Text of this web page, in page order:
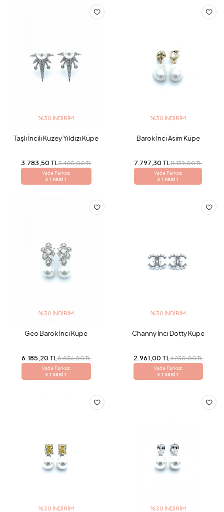
%30 İNDIRIM
Taşlı İncili Kuzey Yıldızı Küpe
3.783,50 TL5.405,00 TL
Vade Farksız
3 TAKSİT
%30 İNDIRIM
Barok İnci Asim Küpe
7.797,30 TL11.139,00 TL
Vade Farksız
3 TAKSİT
%30 İNDIRIM
Geo Barok İnci Küpe
6.185,20 TL8.836,00 TL
Vade Farksız
3 TAKSİT
%30 İNDIRIM
Channy İnci Dotty Küpe
2.961,00 TL4.230,00 TL
Vade Farksız
3 TAKSİT
%30 İNDIRIM %30 İNDIRIM